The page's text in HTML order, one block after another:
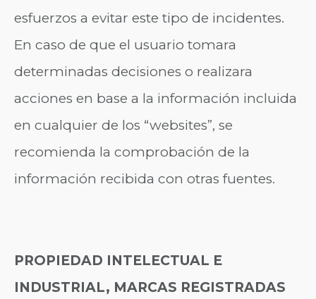
esfuerzos a evitar este tipo de incidentes.
En caso de que el usuario tomara
determinadas decisiones o realizara
acciones en base a la información incluida
en cualquier de los “websites”, se
recomienda la comprobación de la
información recibida con otras fuentes.
PROPIEDAD INTELECTUAL E
INDUSTRIAL, MARCAS REGISTRADAS